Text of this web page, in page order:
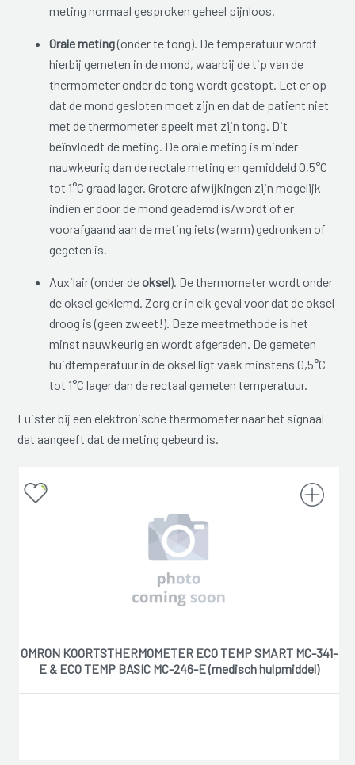
meting normaal gesproken geheel pijnloos.
Orale meting(onder te tong). De temperatuur wordt
hierbij gemeten in de mond, waarbij de tip van de
thermometer onder de tong wordt gestopt. Let er op
dat de mond gesloten moet zijn en dat de patient niet
met de thermometer speelt met zijn tong. Dit
beïnvloedt de meting. De orale meting is minder
nauwkeurig dan de rectale meting en gemiddeld 0,5°C
tot 1°C graad lager. Grotere afwijkingen zijn mogelijk
indien er door de mond geademd is/wordt of er
voorafgaand aan de meting iets (warm) gedronken of
gegeten is.
Auxilair (onder deoksel). De thermometer wordt onder
de oksel geklemd. Zorg er in elk geval voor dat de oksel
droog is (geen zweet!). Deze meetmethode is het
minst nauwkeurig en wordt afgeraden. De gemeten
huidtemperatuur in de oksel ligt vaak minstens 0,5°C
tot 1°C lager dan de rectaal gemeten temperatuur.
Luister bij een elektronische thermometer naar het signaal
dat aangeeft dat de meting gebeurd is.
OMRON KOORTSTHERMOMETER ECO TEMP SMART MC-341-
E & ECO TEMP BASIC MC-246-E (medisch hulpmiddel)